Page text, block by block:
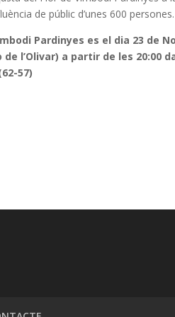
de públic d’unes 600 persones.
Pardinyes es el dia 23 de
de l’Olivar) a partir de les 20:00
57)